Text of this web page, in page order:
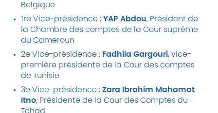
Belgique
1re Vice-présidence : YAP Abdou, Président de
la Chambre des comptes de la Cour suprême
du Cameroun
2e Vice-présidence : Fadhila Gargouri, vice-
première présidente de la Cour des comptes
de Tunisie
3e Vice-présidence : Zara Ibrahim Mahamat
Itno, Présidente de la Cour des Comptes du
Tchad